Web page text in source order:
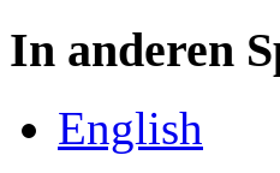
In anderen
English